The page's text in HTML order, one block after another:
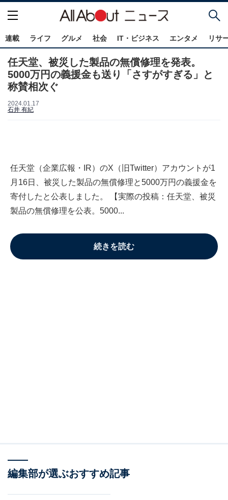
連載 ライフ グルメ 社会 IT・ビジネス エンタメ リサ
任天堂、被災した製品の無償修理を発表。
5000万円の義援金も送り「さすがすぎる」と
称賛相次ぐ
2024.01.17
石井 有紀
任天堂（企業広報・IR）のX（旧Twitter）アカウントが1
月16日、被災した製品の無償修理と5000万円の義援金を
寄付したと公表しました。 【実際の投稿：任天堂、被災
製品の無償修理を公表。5000...
続きを読む
編集部が選ぶおすすめ記事